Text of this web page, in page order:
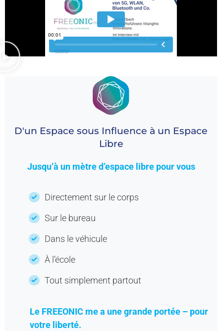
D'un Espace sous Influence à un Espace
Libre
Jusqu’à un mètre d’espace libre pour vous
Directement sur le corps
Sur le bureau
Dans le véhicule
À l’école
Tout simplement partout
Le FREEONIC me a une grande portée – pour
votre liberté.